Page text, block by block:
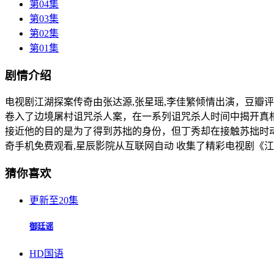
第04集
第03集
第02集
第01集
剧情介绍
电视剧江湖探案传奇由张达源,张星瑶,李佳繁倾情出演，豆瓣
卷入了边境屠村诅咒杀人案，在一系列诅咒杀人时间中揭开
接近他的目的是为了得到苏拙的身份，但丁秀却在接触苏拙
奇手机免费观看,星辰影院从互联网自动 收集了精彩电视剧《
猜你喜欢
更新至20集
御廷谣
HD国语